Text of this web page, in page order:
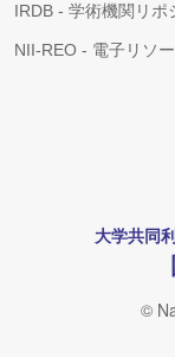
IRDB - 学術機関リポ
NII-REO - 電子リソ
大学共同
©